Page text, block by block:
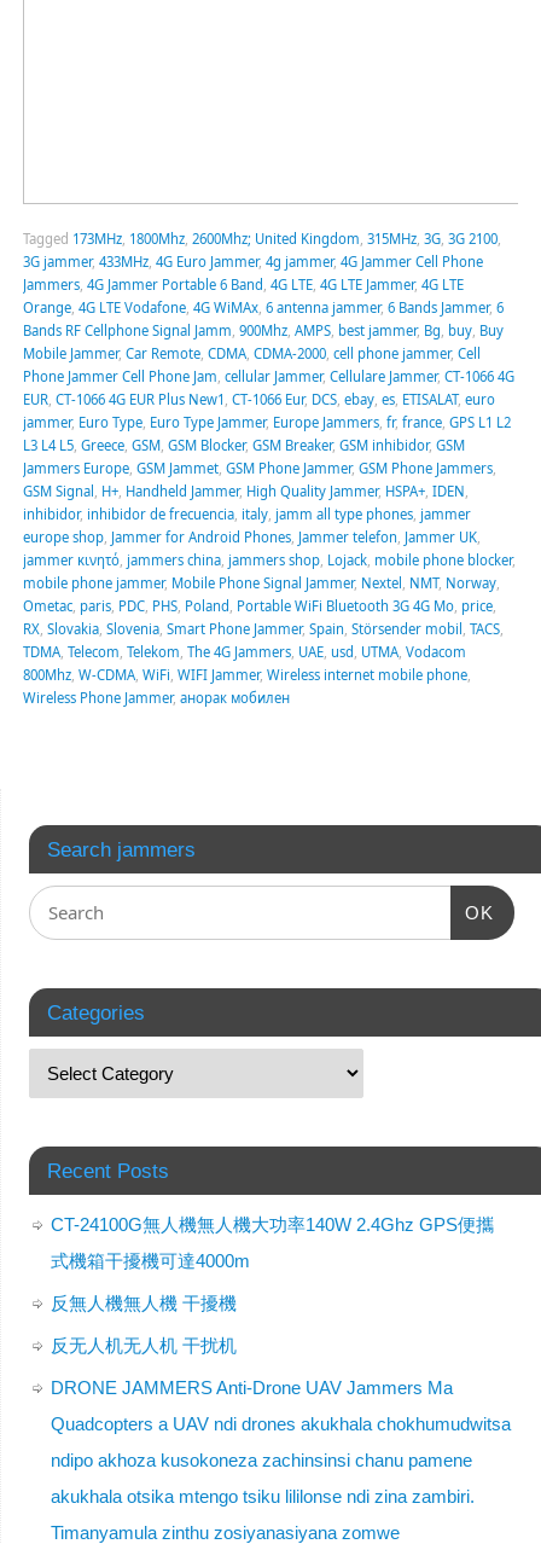
Tagged 173MHz, 1800Mhz, 2600Mhz; United Kingdom 315MHz, 3G, 3G 2100,
3G jammer, 433MHz, 4G Euro Jammer, 4g jammer, 4G Jammer Cell Phone
Jammers, 4G Jammer Portable 6 Band 4G LTE, 4G LTE Jammer, 4G LTE
Orange, 4G LTE Vodafone, 4G WiMAx, 6 antenna jammer, 6 Bands Jammer, 6
Bands RF Cellphone Signal Jamm 900Mhz, AMPS, best jammer, Bg buy, Buy
Mobile Jammer, Car Remote, CDMA, CDMA-2000, cell phone jammer, Cell
Phone Jammer Cell Phone Jam cellular Jammer, Cellulare Jammer, CT-1066 4G
EUR, CT-1066 4G EUR Plus New1 CT-1066 Eur, DCS, ebay, es, ETISALAT, euro
jammer, Euro Type, Euro Type Jammer, Europe Jammers, fr, france, GPS L1 L2
L3 L4 L5, Greece, GSM, GSM Blocker, GSM Breaker, GSM inhibidor, GSM
Jammers Europe, GSM Jammet, GSM Phone Jammer, GSM Phone Jammers,
GSM Signal H+, Handheld Jammer, High Quality Jammer, HSPA+, IDEN
inhibidor, inhibidor de frecuencia, italy, jamm all type phones, jammer
europe shop, Jammer for Android Phones, Jammer telefon Jammer UK,
jammer κινητό, jammers china, jammers shop, Lojack, mobile phone blocker,
mobile phone jammer, Mobile Phone Signal Jammer, Nextel NMT, Norway,
Ometac, paris, PDC, PHS, Poland Portable WiFi Bluetooth 3G 4G Mo, price,
RX, Slovakia, Slovenia, Smart Phone Jammer, Spain Störsender mobil TACS,
TDMA, Telecom Telekom The 4G Jammers, UAE, usd UTMA, Vodacom
800Mhz, W-CDMA, WiFi WIFI Jammer, Wireless internet mobile phone,
Wireless Phone Jammer, анорак мобилен
Search jammers
OK
Categories
Recent Posts
CT-24100G無人機無人機大功率140W 2.4Ghz GPS便攜
式機箱干擾機可達4000m
反無人機無人機 干擾機
反无人机无人机 干扰机
DRONE JAMMERS Anti-Drone UAV Jammers Ma
Quadcopters a UAV ndi drones akukhala chokhumudwitsa
ndipo akhoza kusokoneza zachinsinsi chanu pamene
akukhala otsika mtengo tsiku lililonse ndi zina zambiri.
Timanyamula zinthu zosiyanasiyana zomwe